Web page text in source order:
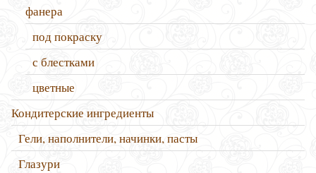
фанера
под покраску
с блестками
цветные
Кондитерские ингредиенты
Гели, наполнители, начинки, пасты
Глазури